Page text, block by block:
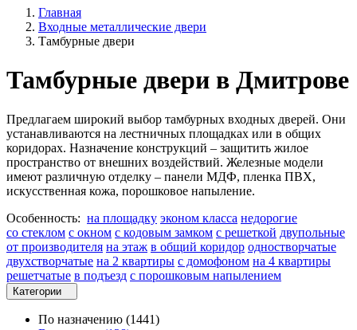
Главная
Входные металлические двери
Тамбурные двери
Тамбурные двери в Дмитрове
Предлагаем широкий выбор тамбурных входных дверей. Они
устанавливаются на лестничных площадках или в общих
коридорах. Назначение конструкций – защитить жилое
пространство от внешних воздействий. Железные модели
имеют различную отделку – панели МДФ, пленка ПВХ,
искусственная кожа, порошковое напыление.
Особенность: на площадку эконом класса недорогие
со стеклом с окном с кодовым замком с решеткой двупольные
от производителя на этаж в общий коридор одностворчатые
двухстворчатые на 2 квартиры с домофоном на 4 квартиры
решетчатые в подъезд с порошковым напылением
Категории
По назначению (1441)